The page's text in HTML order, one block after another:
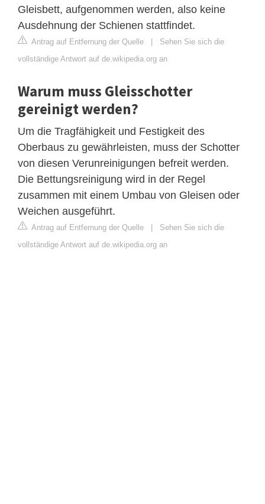
Gleisbett, aufgenommen werden, also keine
Ausdehnung der Schienen stattfindet.
Antrag auf Entfernung der Quelle | Sehen Sie sich die
vollständige Antwort auf de.wikipedia.org an
Warum muss Gleisschotter
gereinigt werden?
Um die Tragfähigkeit und Festigkeit des
Oberbaus zu gewährleisten, muss der Schotter
von diesen Verunreinigungen befreit werden.
Die Bettungsreinigung wird in der Regel
zusammen mit einem Umbau von Gleisen oder
Weichen ausgeführt.
Antrag auf Entfernung der Quelle | Sehen Sie sich die
vollständige Antwort auf de.wikipedia.org an